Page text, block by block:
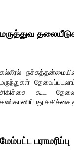
மருத்துவ
கல்லீரல்
மருந்துகள்
சிகிச்சை கூட
கண்காணிப்பது சிகிச்சை
மேம்பட்ட பராமரிப்பு